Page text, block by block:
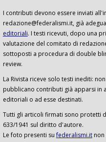
I contributi devono essere inviati
redazione@federalismi.it, già
editoriali. I testi ricevuti, dopo una
valutazione del comitato di
sottoposti a procedura di double
review.
La Rivista riceve solo testi inediti:
pubblicano contributi già apparsi in
editoriali o ad esse destinati.
Tutti gli articoli firmati sono protetti
633/1941 sul diritto d'autore.
Le foto presenti sufederalismi.itnon